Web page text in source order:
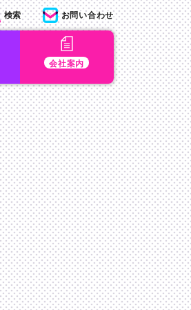
会社案内
検索 お問い合わせ